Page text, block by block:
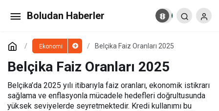
Boludan Haberler
Ekonomi Belçika Faiz Oranları 2025
Belçika Faiz Oranları 2025
Belçika’da 2025 yılı itibarıyla faiz oranları, ekonomik istikrarı
sağlama ve enflasyonla mücadele hedefleri doğrultusunda
yüksek seviyelerde seyretmektedir. Kredi kullanımı bu
Belçika Faiz Oranları 2025 Yorum Yap